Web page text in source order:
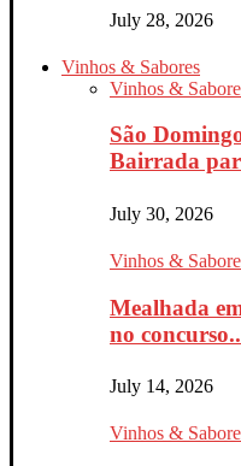
July 28, 2026
Vinhos & Sabores
Vinhos &
São
Bairrada
July 30, 2026
Vinhos &
Mealhada
no
July 14, 2026
Vinhos &